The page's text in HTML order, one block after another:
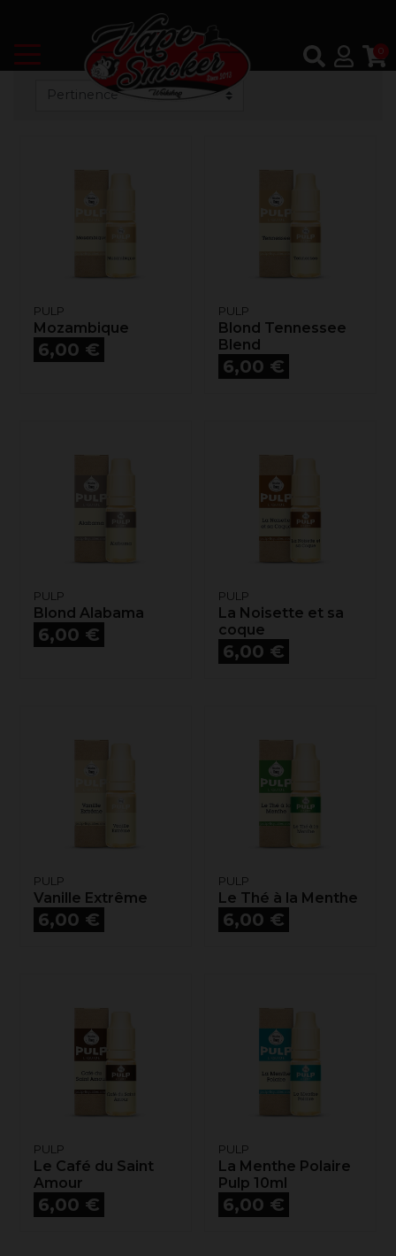
0
PULP
Mozambique
Prix
6,00 €
PULP
Blond Tennessee
Blend
Prix
6,00 €
PULP
Blond Alabama
Prix
6,00 €
PULP
La Noisette et sa
coque
Prix
6,00 €
PULP
Vanille Extrême
Prix
6,00 €
PULP
Le Thé à la Menthe
Prix
6,00 €
PULP
Le Café du Saint
Amour
Prix
6,00 €
PULP
La Menthe Polaire
Pulp 10ml
Prix
6,00 €